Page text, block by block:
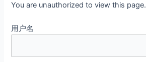
You are unauthorized to view this page.
用户名